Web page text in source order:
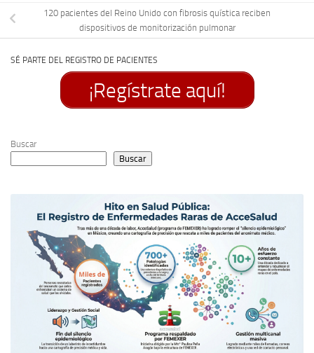
120 pacientes del Reino Unido con fibrosis quística reciben
dispositivos de monitorización pulmonar
SÉ PARTE DEL REGISTRO DE PACIENTES
¡Regístrate aquí!
Buscar
Buscar